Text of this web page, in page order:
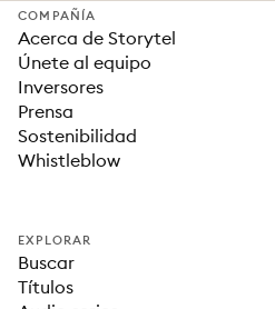
COMPAÑÍA
Acerca de Storytel
Únete al equipo
Inversores
Prensa
Sostenibilidad
Whistleblow
EXPLORAR
Buscar
Títulos